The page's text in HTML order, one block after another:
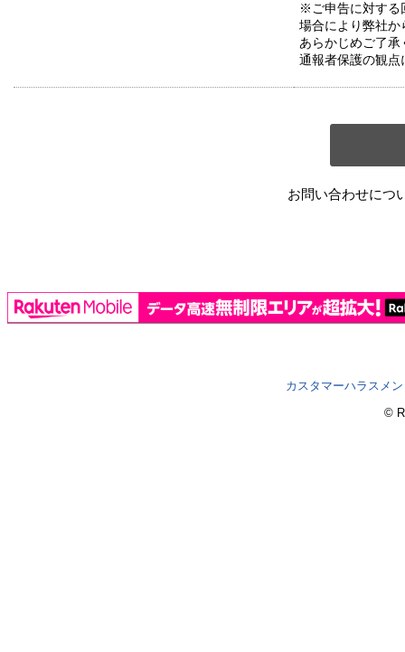
※ご申告に対する
場合により弊社か
あらかじめご了承
通報者保護の観点
お問い合わせにつ
カスタマーハラスメ
©